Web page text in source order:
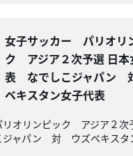
女子サッカー パリオリ
ク アジア２次予選 日本
表 なでしこジャパン
ベキスタン女子代表
オリンピック アジア２次
ャパン 対 ウズベキスタ